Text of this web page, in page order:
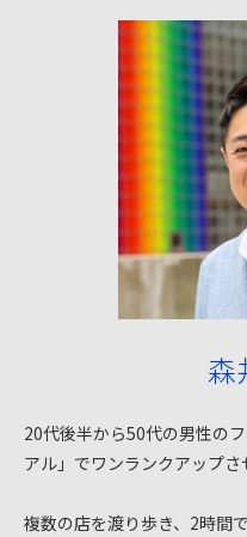
森
20代後半から50代の男性の
アル」でワンランクアップさ
複数の店を渡り歩き、2時間